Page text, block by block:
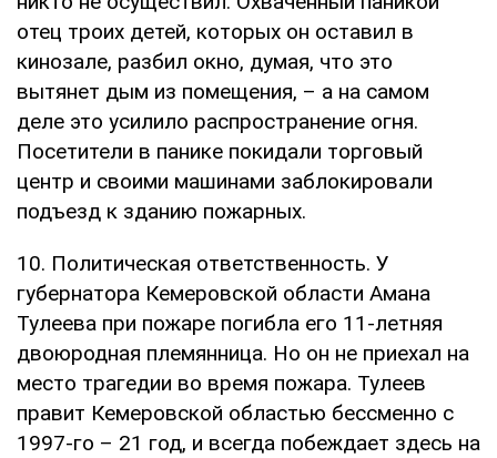
отец троих детей, которых он оставил в
кинозале, разбил окно, думая, что это
вытянет дым из помещения, – а на самом
деле это усилило распространение огня.
Посетители в панике покидали торговый
центр и своими машинами заблокировали
подъезд к зданию пожарных.
10. Политическая ответственность. У
губернатора Кемеровской области Амана
Тулеева при пожаре погибла его 11-летняя
двоюродная племянница. Но он не приехал на
место трагедии во время пожара. Тулеев
правит Кемеровской областью бессменно с
1997-го – 21 год, и всегда побеждает здесь на